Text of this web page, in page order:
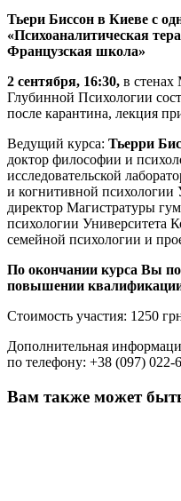
Тьери Биссон в Киеве с
«Психоаналитическая
Французская школа»
2 сентября, 16:30, в
Глубинной Психологии
после карантина, лекция
Ведущий курса: Тьерри
доктор философии и
исследовательской
и когнитивной психологии
директор Магистратуры
психологии Университета
семейной психологии и
По окончании курса Вы
повышении
Стоимость участия: 1250
Дополнительная
по телефону: +38 (097) 022-
Вам также может